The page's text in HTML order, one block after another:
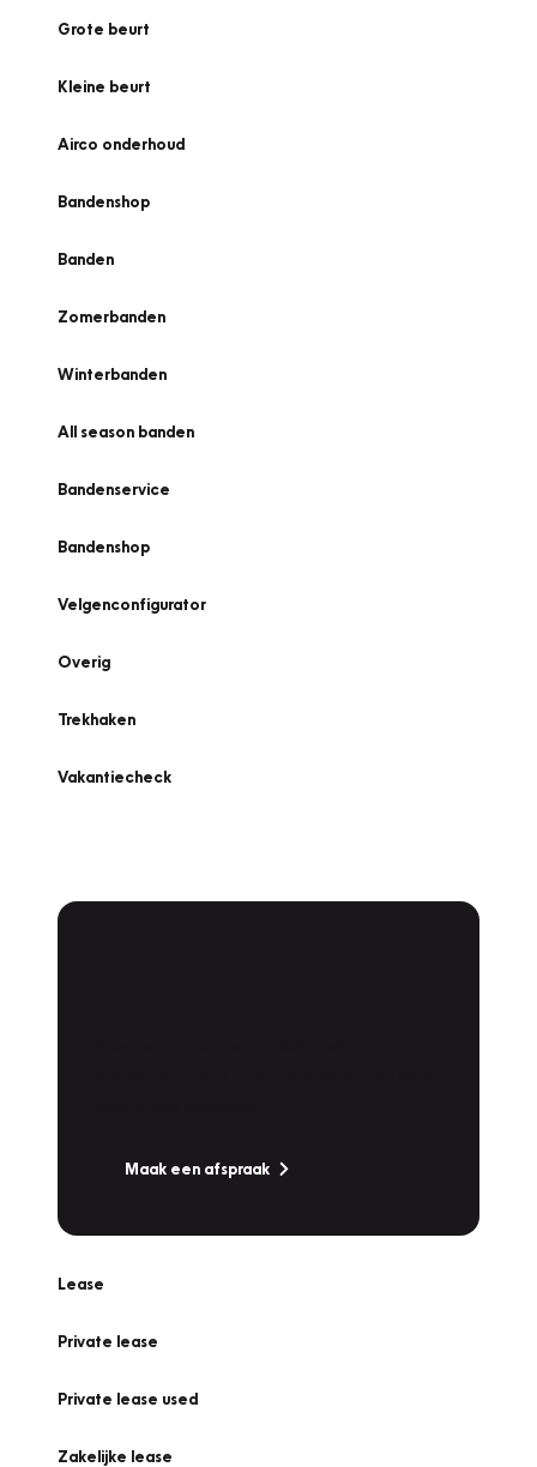
Grote beurt
Kleine beurt
Airco onderhoud
Bandenshop
Banden
Zomerbanden
Winterbanden
All season banden
Bandenservice
Bandenshop
Velgenconfigurator
Overig
Trekhaken
Vakantiecheck
Maak een afspraak
Lease
Private lease
Private lease used
Zakelijke lease